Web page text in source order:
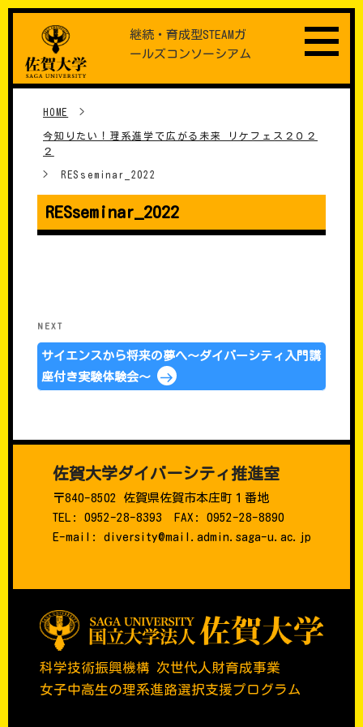
content
継続・育成型STEAMガ
ールズコンソーシアム
HOME >
今知りたい！理系進学で広がる未来 リケフェス２０２
２
> RESseminar_2022
RESseminar_2022
Next
Post
NEXT
サイエンスから将来の夢へ～ダイバーシティ入門講
座付き実験体験会～
科学技術振興機構 次世代人財育成事業
女子中高生の理系進路選択支援プログラム
佐賀大学ダイバーシティ推進室
〒840-8502 佐賀県佐賀市本庄町１番地
TEL: 0952-28-8393 FAX: 0952-28-8890
E-mail: diversity@mail.admin.saga-u.ac.jp